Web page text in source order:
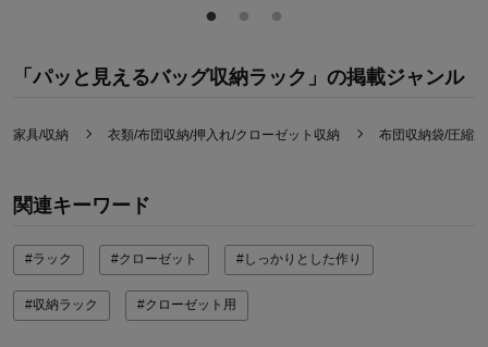
「パッと見えるバッグ収納ラック」の掲載ジャンル
家具/収納 衣類/布団収納/押入れ/クローゼット収納 布団収納袋/圧縮袋
関連キーワード
#ラック #クローゼット #しっかりとした作り
#収納ラック #クローゼット用